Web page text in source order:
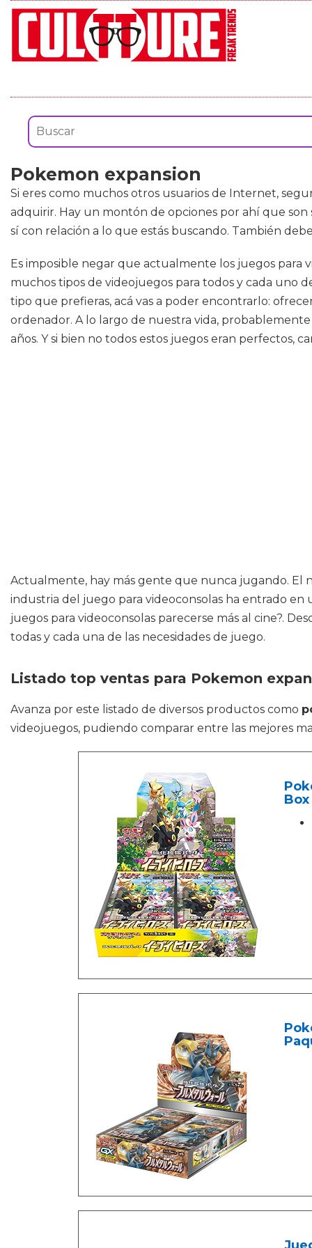
Pokemon expansion
Si eres como muchos otros usuarios de Internet,
adquirir. Hay un montón de opciones por ahí que
sí con relación a lo que estás buscando. También
Es imposible negar que actualmente los juegos para
muchos tipos de videojuegos para todos y cada uno
tipo que prefieras, acá vas a poder encontrarlo:
ordenador. A lo largo de nuestra vida,
años. Y si bien no todos estos juegos eran perfectos,
Actualmente, hay más gente que nunca jugando. El
industria del juego para videoconsolas ha entrado
juegos para videoconsolas parecerse más al cine?.
todas y cada una de las necesidades de juego.
Listado top ventas para Pokemon
Avanza por este listado de diversos productos como
videojuegos, pudiendo comparar entre las mejores